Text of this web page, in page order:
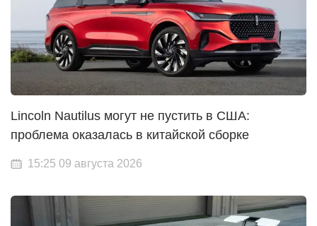
Lincoln Nautilus могут не пустить в США:
проблема оказалась в китайской сборке
15:25 09 августа 2026